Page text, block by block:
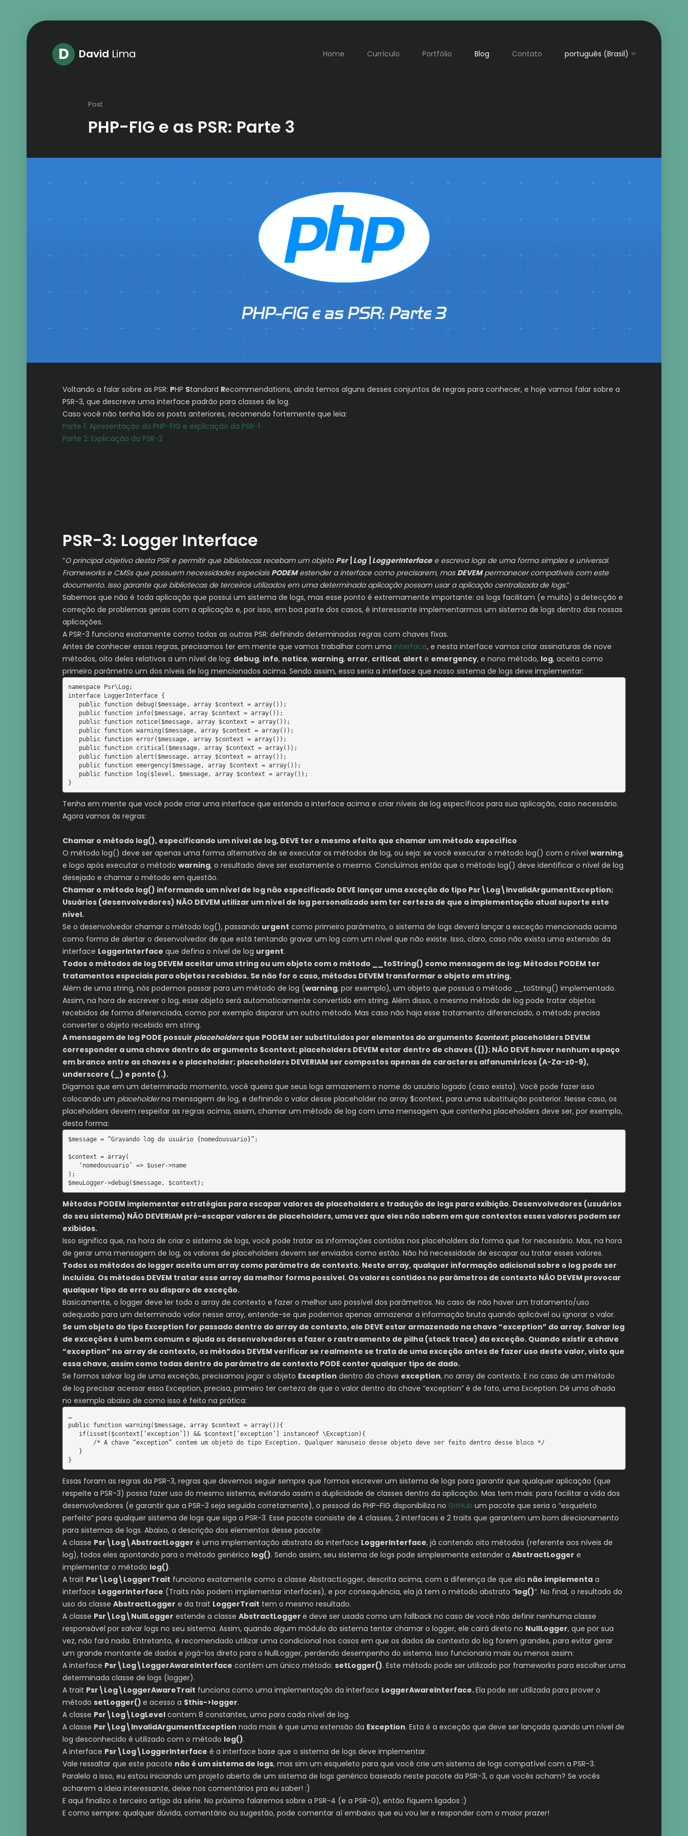
D David Lima Home Currículo Portfólio Blog Contato português (Brasil)
Post
PHP-FIG e as PSR: Parte 3
Voltando a falar sobre as PSR: PHP Standard Recommendations, ainda temos alguns desses conjuntos de regras para conhecer, e hoje vamos falar sobre a
PSR-3, que descreve uma interface padrão para classes de log.
Caso você não tenha lido os posts anteriores, recomendo fortemente que leia:
Parte 1: Apresentação do PHP-FIG e explicação da PSR-1
Parte 2: Explicação da PSR-2
PSR-3: Logger Interface
“O principal objetivo desta PSR e permitir que bibliotecas recebam um objeto Psr\Log\LoggerInterfacee escreva logs de uma forma simples e universal.
Frameworks e CMSs que possuem necessidades especiais PODEMestender a interface como precisarem, mas DEVEMpermanecer compatíveis com este
documento. Isso garante que bibliotecas de terceiros utilizados em uma determinada aplicação possam usar a aplicação centralizada de logs.”
Sabemos que não é toda aplicação que possui um sistema de logs, mas esse ponto é extremamente importante: os logs facilitam (e muito) a detecção e
correção de problemas gerais com a aplicação e, por isso, em boa parte dos casos, é interessante implementarmos um sistema de logs dentro das nossas
aplicações.
A PSR-3 funciona exatamente como todas as outras PSR: definindo determinadas regras com chaves fixas.
Antes de conhecer essas regras, precisamos ter em mente que vamos trabalhar com uma interface, e nesta interface vamos criar assinaturas de nove
métodos, oito deles relativos a um nível de log: debug, info, notice, warning, error, critical, alert e emergency, e nono método, log, aceita como
primeiro parâmetro um dos níveis de log mencionados acima. Sendo assim, essa seria a interface que nosso sistema de logs deve implementar:
namespace Psr\Log;
interface LoggerInterface {
}
Tenha em mente que você pode criar uma interface que estenda a interface acima e criar níveis de log específicos para sua aplicação, caso necessário.
Agora vamos às regras:
Chamar o método log(), especificando um nível de log, DEVE ter o mesmo efeito que chamar um método específico
O método log() deve ser apenas uma forma alternativa de se executar os métodos de log, ou seja: se você executar o método log() com o nível warning,
e logo após executar o método warning, o resultado deve ser exatamente o mesmo. Concluímos então que o método log() deve identificar o nível de log
desejado e chamar o método em questão.
Chamar o método log() informando um nível de log não especificado DEVE lançar uma exceção do tipo Psr\Log\InvalidArgumentException;
Usuários (desenvolvedores) NÃO DEVEM utilizar um nível de log personalizado sem ter certeza de que a implementação atual suporte este
nível.
Se o desenvolvedor chamar o método log(), passando urgent como primeiro parâmetro, o sistema de logs deverá lançar a exceção mencionada acima
como forma de alertar o desenvolvedor de que está tentando gravar um log com um nível que não existe. Isso, claro, caso não exista uma extensão da
interface LoggerInterface que defina o nível de log urgent.
Todos o métodos de log DEVEM aceitar uma string ou um objeto com o método __toString() como mensagem de log; Métodos PODEM ter
tratamentos especiais para objetos recebidos. Se não for o caso, métodos DEVEM transformar o objeto em string.
Além de uma string, nós podemos passar para um método de log (warning, por exemplo), um objeto que possua o método __toString() implementado.
Assim, na hora de escrever o log, esse objeto será automaticamente convertido em string. Além disso, o mesmo método de log pode tratar objetos
recebidos de forma diferenciada, como por exemplo disparar um outro método. Mas caso não haja esse tratamento diferenciado, o método precisa
converter o objeto recebido em string.
A mensagem de log PODE possuir placeholdersque PODEM ser substituídos por elementos do argumento $context; placeholders DEVEM
corresponder a uma chave dentro do argumento $context; placeholders DEVEM estar dentro de chaves ({}); NÃO DEVE haver nenhum espaço
em branco entre as chaves e o placeholder; placeholders DEVERIAM ser compostos apenas de caracteres alfanuméricos (A-Za-z0-9),
underscore (_) e ponto (.).
Digamos que em um determinado momento, você queira que seus logs armazenem o nome do usuário logado (caso exista). Você pode fazer isso
colocando um placeholderna mensagem de log, e definindo o valor desse placeholder no array $context, para uma substituição posterior. Nesse caso, os
placeholders devem respeitar as regras acima, assim, chamar um método de log com uma mensagem que contenha placeholders deve ser, por exemplo,
desta forma:
$message = “Gravando log do usuário {nomedousuario}”;
$context = array(
);
$meuLogger->debug($message, $context);
Métodos PODEM implementar estratégias para escapar valores de placeholders e tradução de logs para exibição. Desenvolvedores (usuários
do seu sistema) NÃO DEVERIAM pré-escapar valores de placeholders, uma vez que eles não sabem em que contextos esses valores podem ser
exibidos.
Isso significa que, na hora de criar o sistema de logs, você pode tratar as informações contidas nos placeholders da forma que for necessário. Mas, na hora
de gerar uma mensagem de log, os valores de placeholders devem ser enviados como estão. Não há necessidade de escapar ou tratar esses valores.
Todos os métodos do logger aceita um array como parâmetro de contexto. Neste array, qualquer informação adicional sobre o log pode ser
incluída. Os métodos DEVEM tratar esse array da melhor forma possível. Os valores contidos no parâmetros de contexto NÃO DEVEM provocar
qualquer tipo de erro ou disparo de exceção.
Basicamente, o logger deve ler todo o array de contexto e fazer o melhor uso possível dos parâmetros. No caso de não haver um tratamento/uso
adequado para um determinado valor nesse array, entende-se que podemos apenas armazenar a informação bruta quando aplicável ou ignorar o valor.
Se um objeto do tipo Exception for passado dentro do array de contexto, ele DEVE estar armazenado na chave “exception” do array. Salvar log
de exceções é um bem comum e ajuda os desenvolvedores a fazer o rastreamento de pilha (stack trace) da exceção. Quando existir a chave
“exception” no array de contexto, os métodos DEVEM verificar se realmente se trata de uma exceção antes de fazer uso deste valor, visto que
essa chave, assim como todas dentro do parâmetro de contexto PODE conter qualquer tipo de dado.
Se formos salvar log de uma exceção, precisamos jogar o objeto Exception dentro da chave exception, no array de contexto. E no caso de um método
de log precisar acessar essa Exception, precisa, primeiro ter certeza de que o valor dentro da chave “exception” é de fato, uma Exception. Dê uma olhada
no exemplo abaixo de como isso é feito na prática:
…
public function warning($message, array $context = array()){
}
Essas foram as regras da PSR-3, regras que devemos seguir sempre que formos escrever um sistema de logs para garantir que qualquer aplicação (que
respeite a PSR-3) possa fazer uso do mesmo sistema, evitando assim a duplicidade de classes dentro da aplicação. Mas tem mais: para facilitar a vida dos
desenvolvedores (e garantir que a PSR-3 seja seguida corretamente), o pessoal do PHP-FIG disponibiliza no GitHub um pacote que seria o “esqueleto
perfeito” para qualquer sistema de logs que siga a PSR-3. Esse pacote consiste de 4 classes, 2 interfaces e 2 traits que garantem um bom direcionamento
para sistemas de logs. Abaixo, a descrição dos elementos desse pacote:
A classe Psr\Log\AbstractLogger é uma implementação abstrata da interface LoggerInterface, já contendo oito métodos (referente aos níveis de
log), todos eles apontando para o método genérico log(). Sendo assim, seu sistema de logs pode simplesmente estender a AbstractLogger e
implementar o método log().
A trait Psr\Log\LoggerTrait funciona exatamente como a classe AbstractLogger, descrita acima, com a diferença de que ela não implementa a
interface LoggerInterface (Traits não podem implementar interfaces), e por consequência, ela já tem o método abstrato “log()”. No final, o resultado do
uso da classe AbstractLogger e da trait LoggerTrait tem o mesmo resultado.
A classe Psr\Log\NullLogger estende a classe AbstractLogger e deve ser usada como um fallback no caso de você não definir nenhuma classe
responsável por salvar logs no seu sistema. Assim, quando algum módulo do sistema tentar chamar o logger, ele cairá direto no NullLogger, que por sua
vez, não fará nada. Entretanto, é recomendado utilizar uma condicional nos casos em que os dados de contexto do log forem grandes, para evitar gerar
um grande montante de dados e jogá-los direto para o NullLogger, perdendo desempenho do sistema. Isso funcionaria mais ou menos assim:
A interface Psr\Log\LoggerAwareInterface contém um único método: setLogger(). Este método pode ser utilizado por frameworks para escolher uma
determinada classe de logs (logger).
A trait Psr\Log\LoggerAwareTrait funciona como uma implementação da interface LoggerAwareInterface.Ela pode ser utilizada para prover o
método setLogger() e acesso a $this->logger.
A classe Psr\Log\LogLevel contem 8 constantes, uma para cada nível de log.
A classe Psr\Log\InvalidArgumentException nada mais é que uma extensão da Exception. Esta é a exceção que deve ser lançada quando um nível de
log desconhecido é utilizado com o método log().
A interface Psr\Log\LoggerInterface é a interface base que o sistema de logs deve implementar.
Vale ressaltar que este pacote não é um sistema de logs, mas sim um esqueleto para que você crie um sistema de logs compatível com a PSR-3.
Paralelo a isso, eu estou iniciando um projeto aberto de um sistema de logs genérico baseado neste pacote da PSR-3, o que vocês acham? Se vocês
acharem a ideia interessante, deixe nos comentários pra eu saber! :)
E aqui finalizo o terceiro artigo da série. No próximo falaremos sobre a PSR-4 (e a PSR-0), então fiquem ligados :)
E como sempre: qualquer dúvida, comentário ou sugestão, pode comentar aí embaixo que eu vou ler e responder com o maior prazer!